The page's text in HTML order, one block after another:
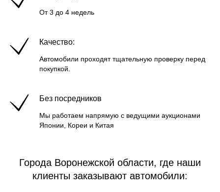
От 3 до 4 недель
Качество:
Автомобили проходят тщательную проверку перед
покупкой.
Без посредников
Мы работаем напрямую с ведущими аукционами
Японии, Кореи и Китая
Города Воронежской области, где наши
клиенты заказывают автомобили: